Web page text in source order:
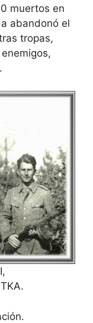
muertos en
abandonó el
tropas,